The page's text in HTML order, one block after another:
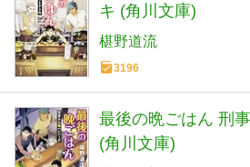
キ (角川文庫)
椹野道流
3196
最後の晩ごはん 刑
(角川文庫)